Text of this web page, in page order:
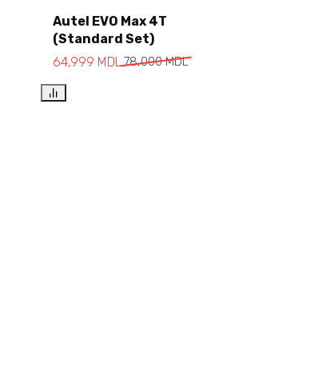
Add to cart
Autel EVO Max 4T
(Standard Set)
78,000MDL
64,999 MDL